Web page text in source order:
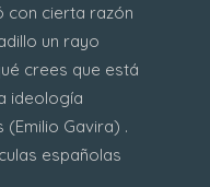
con cierta razón
un rayo
crees que está
ideología
Gavira) .
españolas